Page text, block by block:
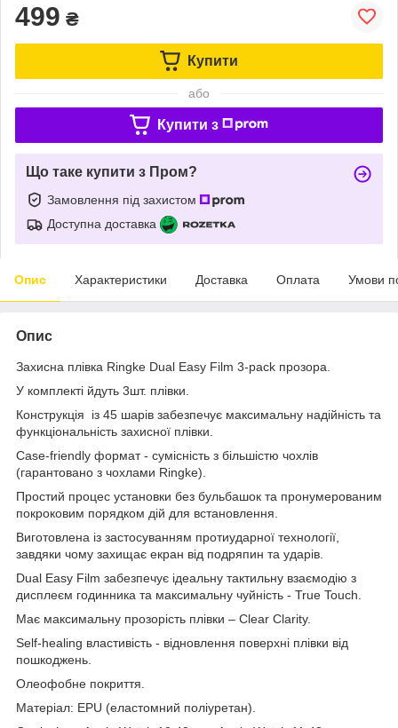
499 ₴
Купити
або
Купити з
Що таке купити з Пром?
Замовлення під захистом
Доступна доставка
Опис Характеристики Доставка Оплата Умови
Опис
Захисна плівка Ringke Dual Easy Film 3-pack прозора.
У комплекті йдуть 3шт. плівки.
Конструкція із 45 шарів забезпечує максимальну надійність та
функціональність захисної плівки.
Case-friendly формат - сумісність з більшістю чохлів
(гарантовано з чохлами Ringke).
Простий процес установки без бульбашок та пронумерованим
покроковим порядком дій для встановлення.
Виготовлена ​​із застосуванням протиударної технології,
завдяки чому захищає екран від подряпин та ударів.
Dual Easy Film забезпечує ідеальну тактильну взаємодію з
дисплеєм годинника та максимальну чуйність - True Touch.
Має максимальну прозорість плівки – Clear Clarity.
Self-healing властивість - відновлення поверхні плівки від
пошкоджень.
Олеофобне покриття.
Матеріал: EPU (еластомний поліуретан).